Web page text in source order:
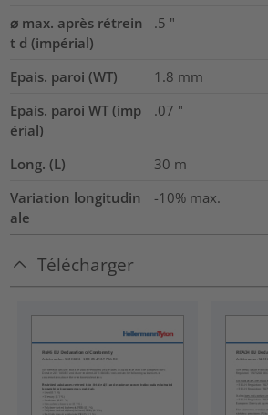
⌀ max. après rétrein
t d (impérial)
.5 "
Epais. paroi (WT) 1.8 mm
Epais. paroi WT (imp
érial)
.07 "
Long. (L) 30 m
Variation longitudin
ale
-10% max.
Télécharger